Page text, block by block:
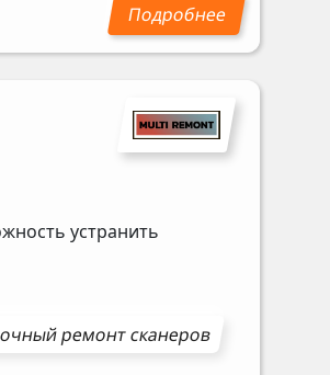
устранить
ремонтсканеров